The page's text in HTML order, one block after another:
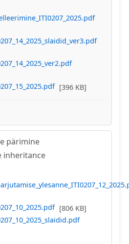
[396 KB]
pärimine
inheritance
[806 KB]